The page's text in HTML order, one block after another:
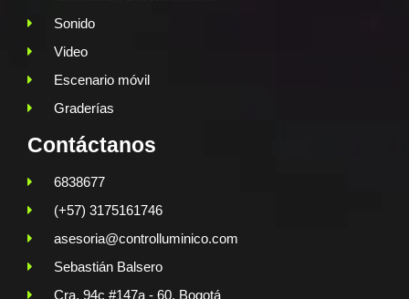
Sonido
Video
Escenario móvil
Graderías
Contáctanos
6838677
(+57) 3175161746
asesoria@controlluminico.com
Sebastián Balsero
Cra. 94c #147a - 60, Bogotá